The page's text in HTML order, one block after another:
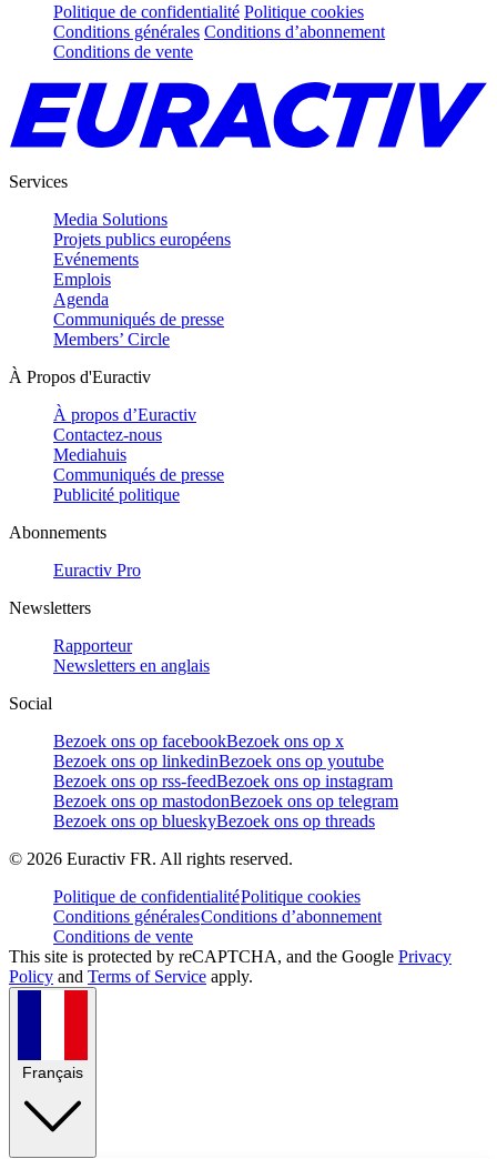
Politique de confidentialité Politique cookies
Conditions générales Conditions d’abonnement
Conditions de vente
Services
Media Solutions
Projets publics européens
Evénements
Emplois
Agenda
Communiqués de presse
Members’ Circle
À Propos d'Euractiv
À propos d’Euractiv
Contactez-nous
Mediahuis
Communiqués de presse
Publicité politique
Abonnements
Euractiv Pro
Newsletters
Rapporteur
Newsletters en anglais
Social
Bezoek ons op facebookBezoek ons op x
Bezoek ons op linkedinBezoek ons op youtube
Bezoek ons op rss-feedBezoek ons op instagram
Bezoek ons op mastodonBezoek ons op telegram
Bezoek ons op blueskyBezoek ons op threads
© 2026 Euractiv FR. All rights reserved.
Politique de confidentialitéPolitique cookies
Conditions généralesConditions d’abonnement
Conditions de vente
This site is protected by reCAPTCHA, and the Google Privacy
Policy and Terms of Service apply.
Français